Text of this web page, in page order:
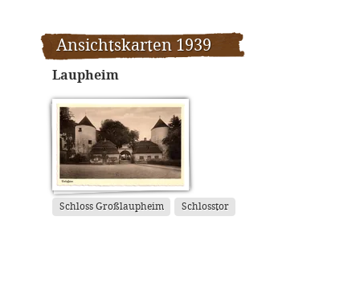
Ansichtskarten 1939
Laupheim
Schloss Großlaupheim Schlosstor